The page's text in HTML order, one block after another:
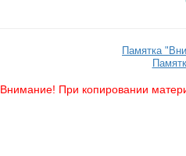
Памятка
Внимание! При копировании